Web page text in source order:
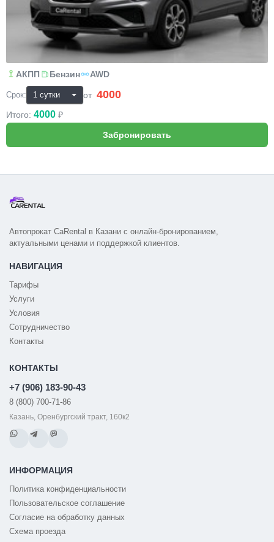
АКПП Бензин AWD
Срок: от 4000
Итого: 4000 ₽
Автопрокат CaRental в Казани с онлайн-бронированием,
актуальными ценами и поддержкой клиентов.
НАВИГАЦИЯ
Тарифы
Услуги
Условия
Сотрудничество
Контакты
КОНТАКТЫ
+7 (906) 183-90-43
8 (800) 700-71-86
Казань, Оренбургский тракт, 160к2
ИНФОРМАЦИЯ
Политика конфиденциальности
Пользовательское соглашение
Согласие на обработку данных
Схема проезда